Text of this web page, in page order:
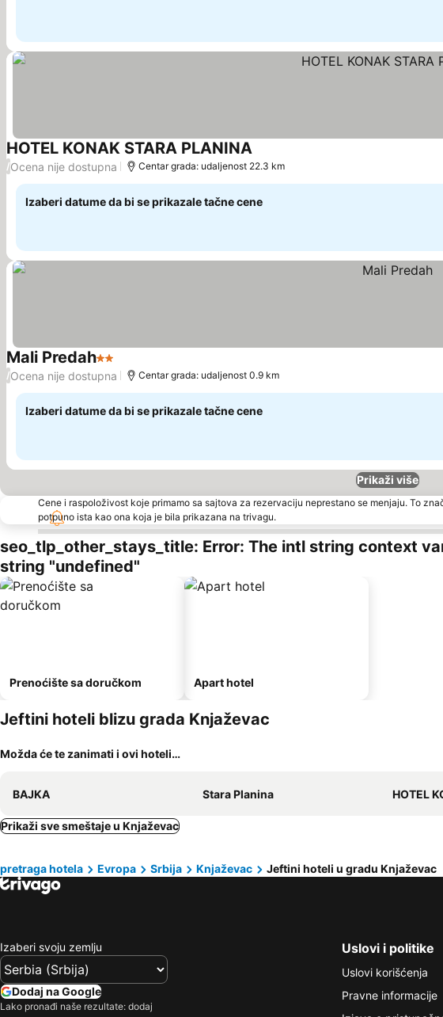
HOTEL KONAK STARA PLANINA
/Ocena nije dostupna Centar grada: udaljenost 22.3 km
Izaberi datume da bi se prikazale tačne cene
Mali Predah2 Zvezdice
/Ocena nije dostupna Centar grada: udaljenost 0.9 km
Izaberi datume da bi se prikazale tačne cene
Prikaži više
Cene i raspoloživost koje primamo sa sajtova za rezervaciju neprestano se menjaju. To
potpuno ista kao ona koja je bila prikazana na trivagu.
seo_tlp_other_stays_title: Error: The intl string context
string "undefined"
Prenoćište sa doručkom Apart hotel
Jeftini hoteli blizu grada Knjaževac
Možda će te zanimati i ovi hoteli…
BAJKA Stara Planina HOTEL
Prikaži sve smeštaje u Knjaževac
pretraga hotela Evropa Srbija Knjaževac Jeftini hoteli u gradu Knjaževac
Izaberi svoju zemlju
Dodaj na Google
Lako pronađi naše rezultate: dodaj
Uslovi i politike
Uslovi korišćenja
Pravne informacije